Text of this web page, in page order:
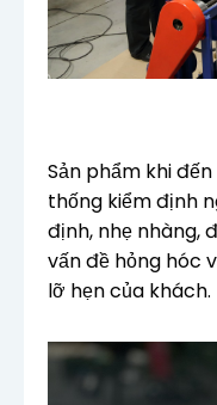
Sản phẩm khi
thống kiểm định
định, nhẹ nhàng,
vấn đề hỏng hóc
lỡ hẹn của khách.